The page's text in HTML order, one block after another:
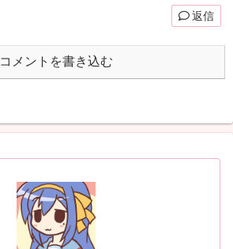
返信
コメントを書き込む